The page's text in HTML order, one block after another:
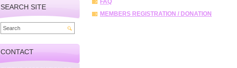
FAQ
MEMBERS REGISTRATION / DONATION
SEARCH SITE
CONTACT